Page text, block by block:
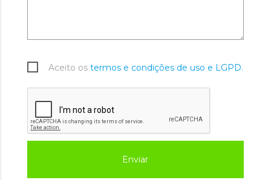
Aceito os termos e condições de uso e LGPD.
Enviar